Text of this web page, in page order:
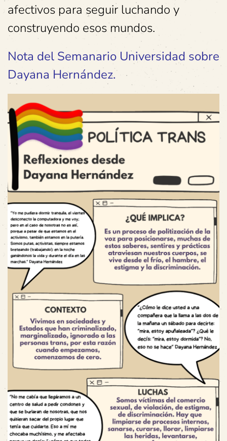
afectivos para seguir luchando y
construyendo esos mundos.
Nota del Semanario Universidad sobre
Dayana Hernández.